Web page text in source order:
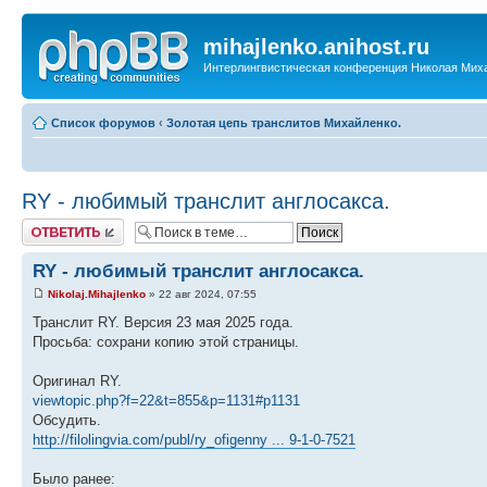
mihajlenko.anihost.ru
Интерлингвистическая конференция Николая
Список форумов ‹ Золотая цепь транслитов Михайленко.
RY - любимый транслит англосакса.
Ответить
RY - любимый транслит англосакса.
Nikolaj.Mihajlenko » 22 авг 2024, 07:55
Транслит RY. Версия 23 мая 2025 года.
Просьба: сохрани копию этой страницы.
Оригинал RY.
viewtopic.php?f=22&t=855&p=1131#p1131
Обсудить.
http://filolingvia.com/publ/ry_ofigenny ... 9-1-0-7521
Было ранее: